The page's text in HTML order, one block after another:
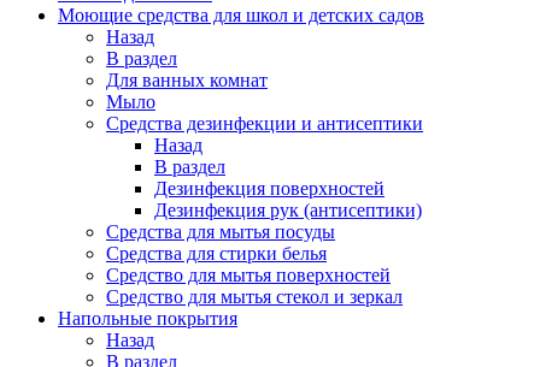
Моющие средства для школ и детских садов
Назад
В раздел
Для ванных комнат
Мыло
Средства дезинфекции и антисептики
Назад
В раздел
Дезинфекция поверхностей
Дезинфекция рук (антисептики)
Средства для мытья посуды
Средства для стирки белья
Средство для мытья поверхностей
Средство для мытья стекол и зеркал
Напольные покрытия
Назад
В раздел